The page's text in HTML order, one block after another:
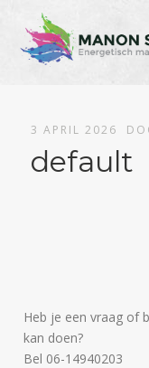
3 APRIL 2026
default
Heb je een vraag of
kan doen?
Bel 06-14940203